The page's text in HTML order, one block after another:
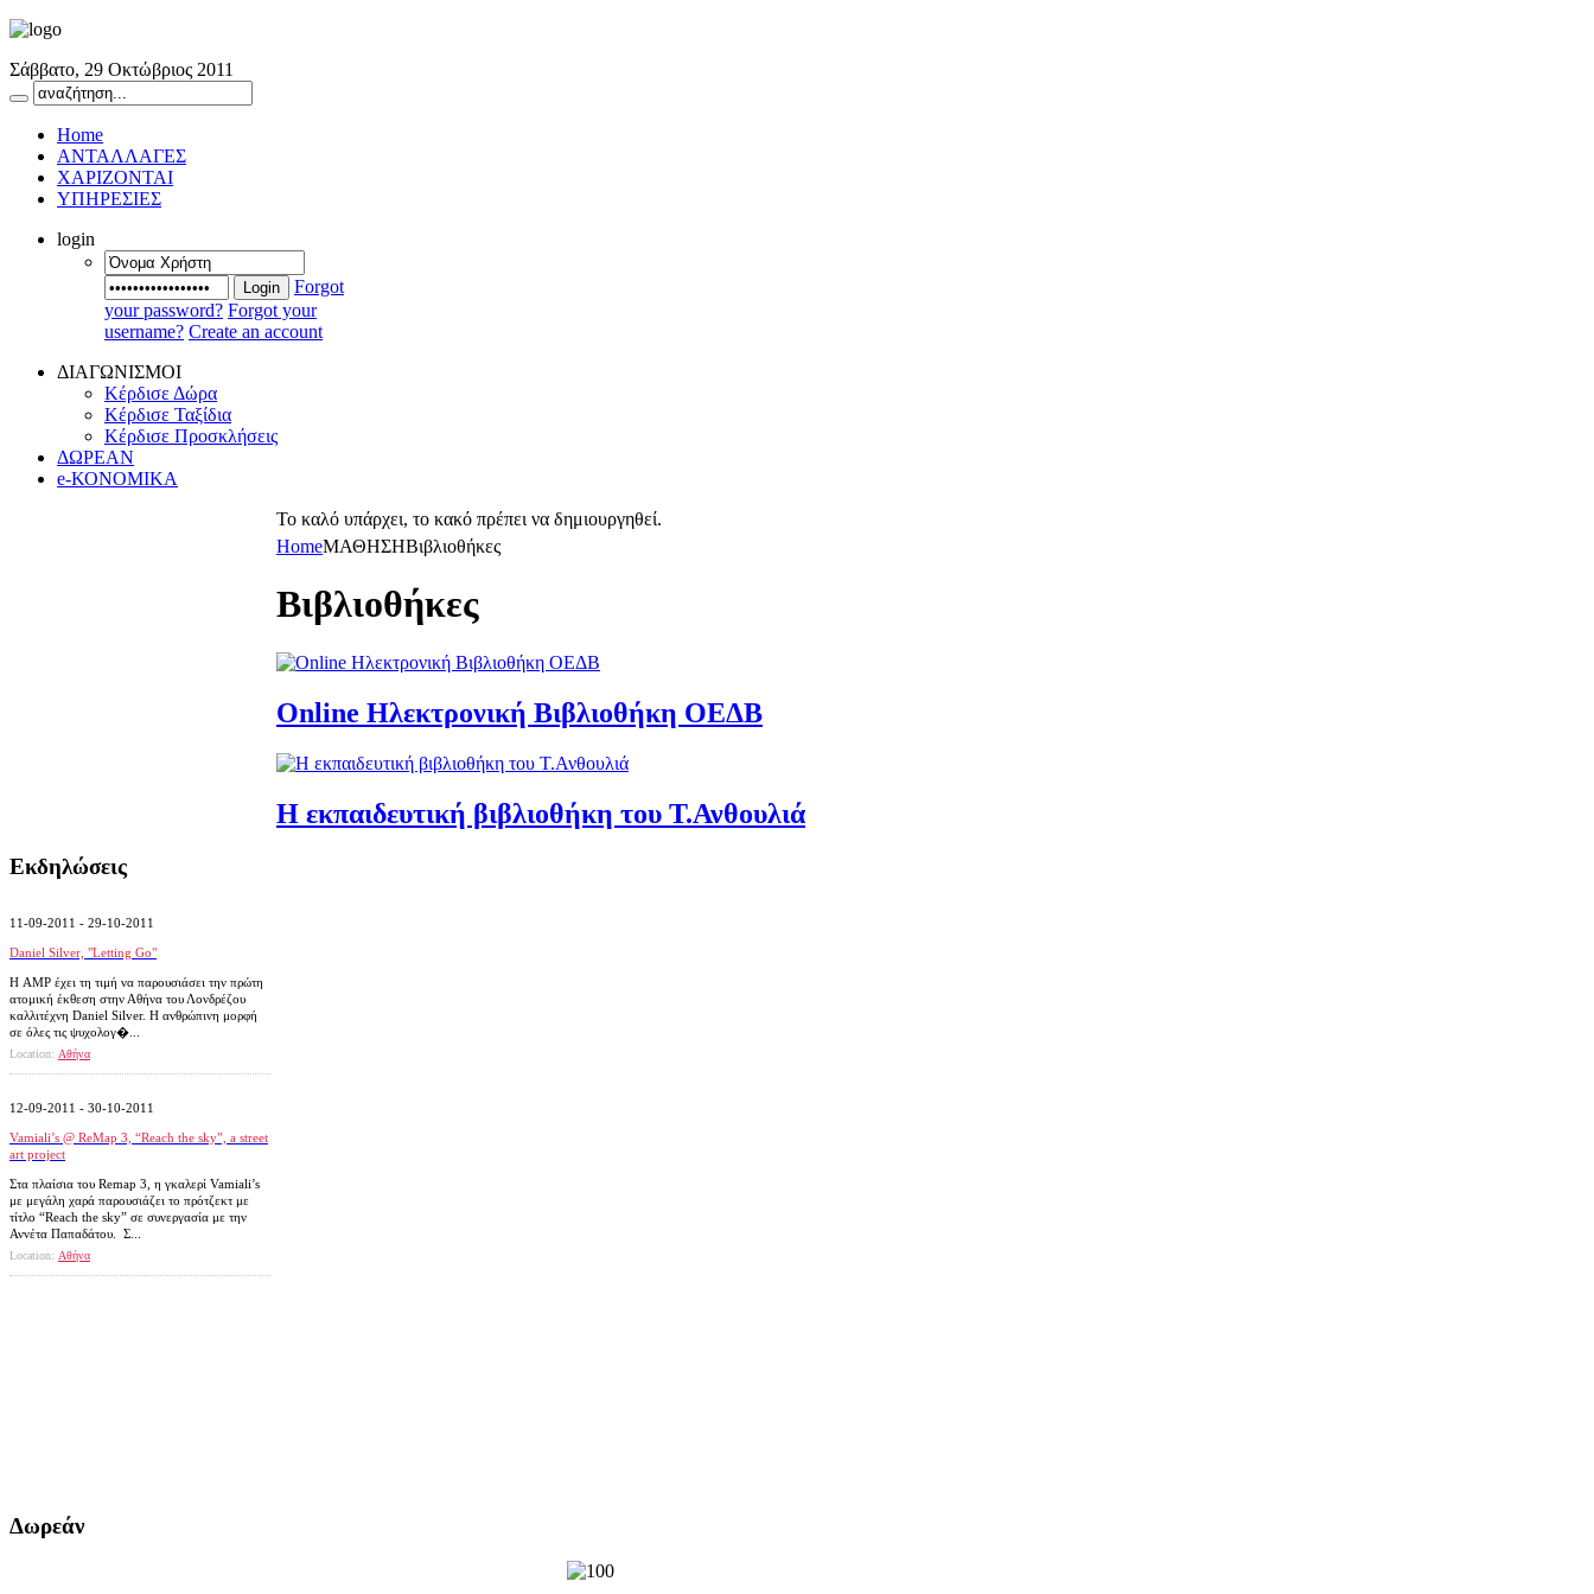
Σάββατο, 29 Οκτώβριος 2011
Home
ΑΝΤΑΛΛΑΓΕΣ
ΧΑΡΙΖΟΝΤΑΙ
ΥΠΗΡΕΣΙΕΣ
login
Login
Forgot
your password? Forgot your
username? Create an account
ΔΙΑΓΩΝΙΣΜΟΙ
Κέρδισε Δώρα
Κέρδισε Ταξίδια
Κέρδισε Προσκλήσεις
ΔΩΡΕΑΝ
e-ΚΟΝΟΜΙΚΑ
Το καλό υπάρχει, το κακό πρέπει να δημιουργηθεί.
HomeΜΑΘΗΣΗΒιβλιοθήκες
Βιβλιοθήκες
Online Ηλεκτρονική Βιβλιοθήκη ΟΕΔΒ
Η εκπαιδευτική βιβλιοθήκη του Τ.Ανθουλιά
Εκδηλώσεις
11-09-2011 - 29-10-2011
Daniel Silver, "Letting Go"
Η AMP έχει τη τιμή να παρουσιάσει την πρώτη
ατομική έκθεση στην Αθήνα του Λονδρέζου
καλλιτέχνη Daniel Silver. Η ανθρώπινη μορφή
σε όλες τις ψυχολογ�...
Location: Αθήνα
12-09-2011 - 30-10-2011
Vamiali’s @ ReΜap 3, “Reach the sky”, a street
art project
Στα πλαίσια του Remap 3, η γκαλερί Vamiali’s
με μεγάλη χαρά παρουσιάζει το πρότζεκτ με
τίτλο “Reach the sky” σε συνεργασία με την
Αννέτα Παπαδάτου. Σ...
Location: Αθήνα
Δωρεάν